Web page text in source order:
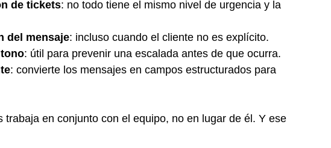
de tickets: no todo tiene el mismo nivel de urgencia y la
del mensaje: incluso cuando el cliente no es explícito.
: útil para prevenir una escalada antes de que ocurra.
: convierte los mensajes en campos estructurados para
trabaja en conjunto con el equipo, no en lugar de él. Y ese